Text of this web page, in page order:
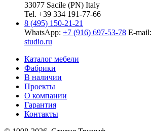
33077 Sacile (PN) Italy
Tel. +39 334 191-77-66
8 (495) 150-21-21
WhatsApp: +7 (916) 697-53-78 E-mail:
studio.ru
Каталог мебели
Фабрики
В наличии
Проекты
О компании
Гарантия
Контакты